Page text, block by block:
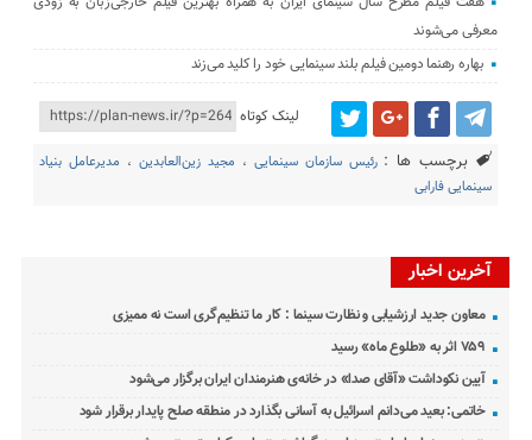
معرفی می‌شوند
بهاره رهنما دومین فیلم بلند سینمایی خود را کلید می‌زند
لینک کوتاه
برچسب ها : رئیس سازمان سینمایی، مجید زین‌العابدین، مدیرعامل بنیاد
سینمایی فارابی
آخرین اخبار
معاون جدید ارزشیابی و نظارت سینما : کار ما تنظیم‌گری است نه ممیزی
۷۵۹ اثر به «طلوع ماه» رسید
آیین نکوداشت «آقای صدا» در خانه‌ی هنرمندان ایران برگزار می‌شود
خاتمی: بعید می‌دانم اسرائیل به آسانی بگذارد در منطقه صلح پایدار برقرار شود